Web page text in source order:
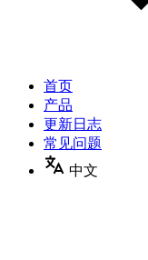
首页
产品
更新日志
常见问题
中文